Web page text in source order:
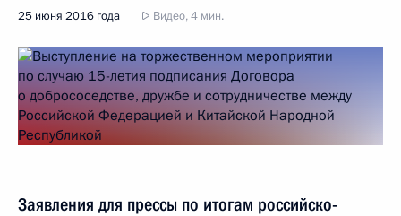
25 июня 2016 года Видео, 4 мин.
Заявления для прессы по итогам российско-